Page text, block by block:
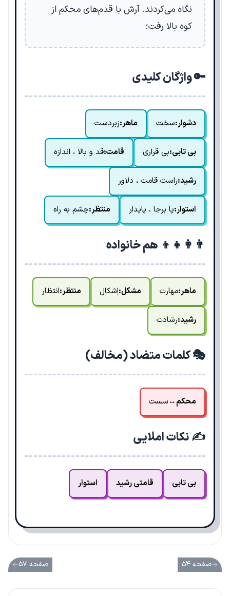
نگاه می‌کردند. آرش با قدم‌های محکم از
کوه بالا رفت؛
🔑 واژگان کلیدی
دشوار:سخت ماهر:زبردست
بی تابی:بی قراری قامت:قد و بالا ، اندازه
رشید:راست قامت ، دلاور
استوار:پا برجا ، پایدار منتظر:چشم به راه
👨‍👩‍👧‍👦 هم خانواده
ماهر:مهارت مشکل:اِشکال منتظر:انتظار
رشید:رشادت
🎭 کلمات متضاد (مخالف)
محکم↔سست
✍️ نکات املایی
بی تابی قامتی رشید استوار
صفحه ۵۴ صفحه ۵۷